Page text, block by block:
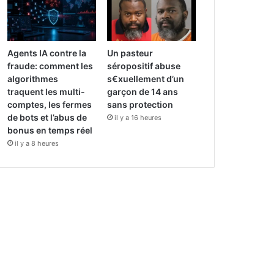
Agents IA contre la
fraude: comment les
algorithmes
traquent les multi-
comptes, les fermes
de bots et l’abus de
bonus en temps réel
il y a 8 heures
Un pasteur
séropositif abuse
s€xuellement d’un
garçon de 14 ans
sans protection
il y a 16 heures